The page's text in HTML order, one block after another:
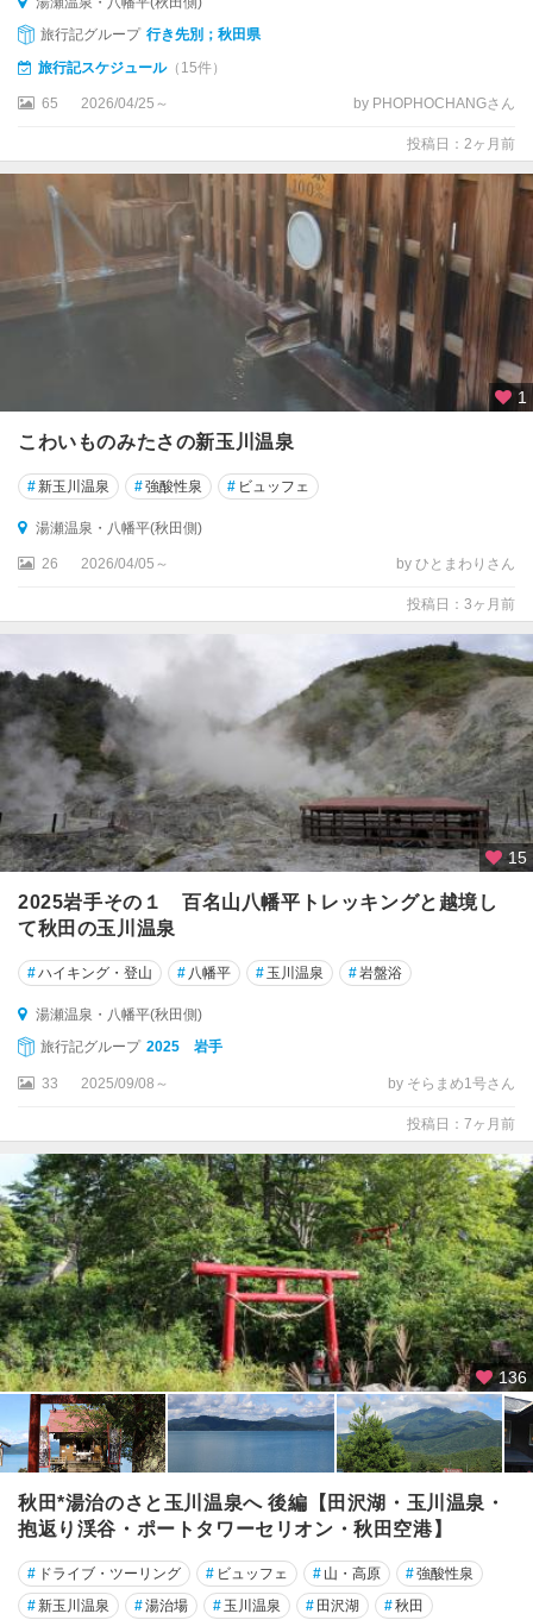
旅行記グループ 行き先別；秋田県
旅行記スケジュール（15件）
65 2026/04/25～ by PHOPHOCHANGさん
投稿日：2ヶ月前
1
こわいものみたさの新玉川温泉
#新玉川温泉 #強酸性泉 # ビュッフェ
湯瀬温泉・八幡平(秋田側)
26 2026/04/05～ by ひとまわりさん
投稿日：3ヶ月前
15
2025岩手その１ 百名山八幡平トレッキングと越境し
て秋田の玉川温泉
#ハイキング・登山 # 八幡平 # 玉川温泉 #岩盤浴
湯瀬温泉・八幡平(秋田側)
旅行記グループ 2025 岩手
33 2025/09/08～ by そらまめ1号さん
投稿日：7ヶ月前
136
秋田*湯治のさと玉川温泉へ 後編【田沢湖・玉川温泉・
抱返り渓谷・ポートタワーセリオン・秋田空港】
# ドライブ・ツーリング # ビュッフェ # 山・高原 #強酸性泉
#新玉川温泉 #湯治場 # 玉川温泉 # 田沢湖 #秋田